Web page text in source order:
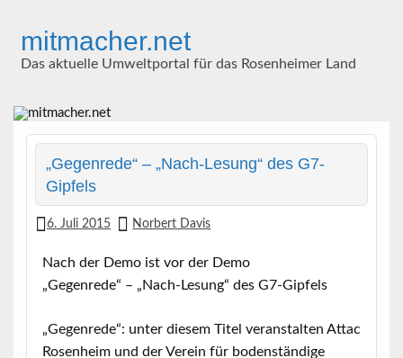
contentmitmacher.net
Das aktuelle Umweltportal für das Rosenheimer Land
„Gegenrede“ – „Nach-Lesung“ des G7-
Gipfels
6. Juli 2015 Norbert Davis
Nach der Demo ist vor der Demo
„Gegenrede“ – „Nach-Lesung“ des G7-Gipfels
„Gegenrede“: unter diesem Titel veranstalten Attac
Rosenheim und der Verein für bodenständige